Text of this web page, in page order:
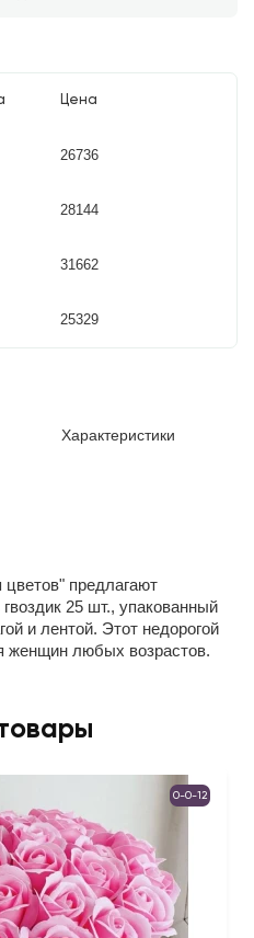
Цена
26736
28144
31662
25329
Характеристики
предлагают
25 шт., упакованный
и лентой. Этот недорогой
женщин любых возрастов.
0-0-12